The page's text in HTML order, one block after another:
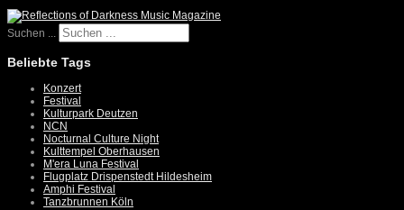
Suchen ...
Beliebte Tags
Konzert
Festival
Kulturpark Deutzen
NCN
Nocturnal Culture Night
Kulttempel Oberhausen
M'era Luna Festival
Flugplatz Drispenstedt Hildesheim
Amphi Festival
Tanzbrunnen Köln